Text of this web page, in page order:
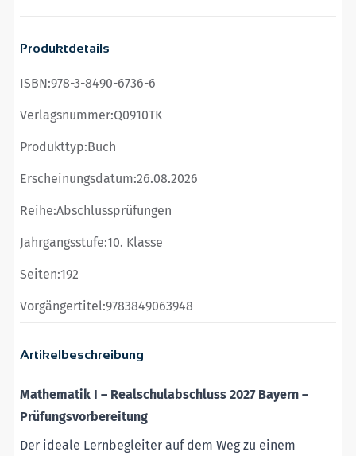
Artikelbeschreibung
Mathematik I – Realschulabschluss 2027 Bayern –
Prüfungsvorbereitung
Der ideale Lernbegleiter auf dem Weg zu einem
Produktdetails
ISBN:978-3-8490-6736-6
Verlagsnummer:Q0910TK
Produkttyp:Buch
Erscheinungsdatum:26.08.2026
Reihe:Abschlussprüfungen
Jahrgangsstufe:10. Klasse
Seiten:192
Vorgängertitel:9783849063948